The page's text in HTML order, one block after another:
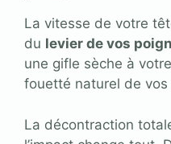
La vitesse de votre
du levier de vos
une gifle sèche à
fouetté naturel de vos
La décontraction